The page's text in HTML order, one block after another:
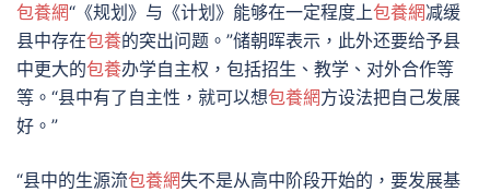
包養網“《规划》与《计划》能够在一定程度上包養網减缓
县中存在包養的突出问题。”储朝晖表示，此外还要给予县
中更大的包養办学自主权，包括招生、教学、对外合作等
等。“县中有了自主性，就可以想包養網方设法把自己发展
好。”
“县中的生源流包養網失不是从高中阶段开始的，要发展基